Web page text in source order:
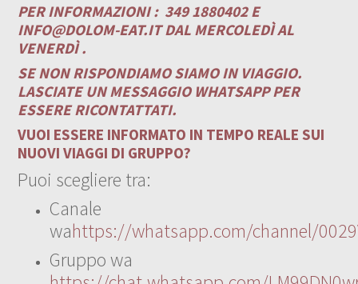
PER INFORMAZIONI : 349 1880402 E
INFO@DOLOM-EAT.ITDAL MERCOLEDÌ AL
VENERDÌ .
SE NON RISPONDIAMO SIAMO IN VIAGGIO.
LASCIATE UN MESSAGGIO WHATSAPP PER
ESSERE RICONTATTATI.
VUOI ESSERE INFORMATO IN TEMPO REALE SUI
NUOVI VIAGGI DI GRUPPO?
Puoi scegliere tra:
Canale
wahttps://whatsapp.com/channel/
Gruppo wa